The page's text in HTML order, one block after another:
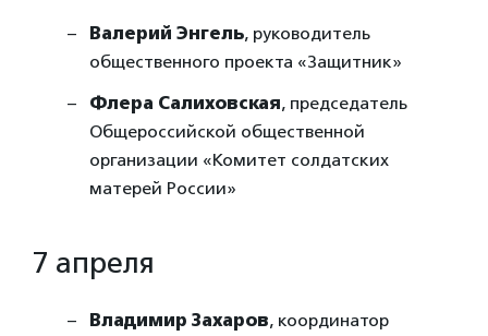
Валерий Энгель, руководитель
общественного проекта «Защитник»
Флера Салиховская, председатель
Общероссийской общественной
организации «Комитет солдатских
матерей России»
7 апреля
Владимир Захаров, координатор